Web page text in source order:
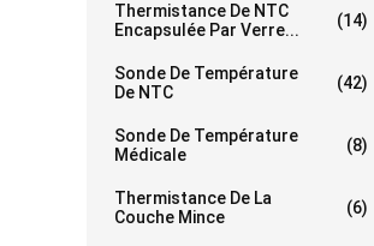
Thermistance De NTC
Encapsulée Par Verre...
(14)
Sonde De Température
De NTC
(42)
Sonde De Température
Médicale
(8)
Thermistance De La
Couche Mince
(6)